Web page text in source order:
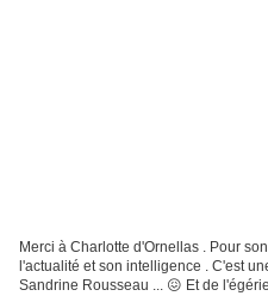
Merci à Charlotte d'Ornellas . Pour
l'actualité et son intelligence . C'est
Sandrine Rousseau ... 😖 Et de